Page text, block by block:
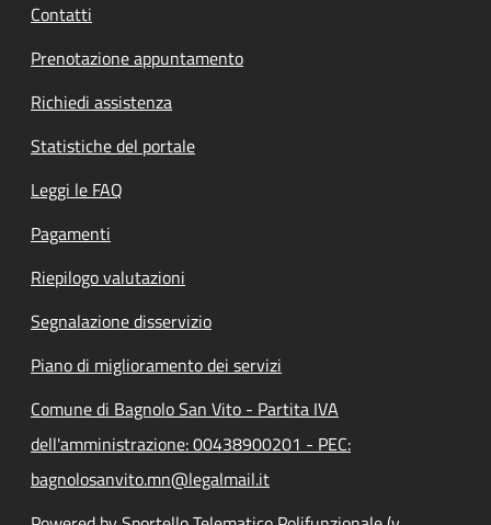
Contatti
Prenotazione appuntamento
Richiedi assistenza
Statistiche del portale
Leggi le FAQ
Pagamenti
Riepilogo valutazioni
Segnalazione disservizio
Piano di miglioramento dei servizi
Comune di Bagnolo San Vito - Partita IVA
dell'amministrazione: 00438900201 - PEC:
bagnolosanvito.mn@legalmail.it